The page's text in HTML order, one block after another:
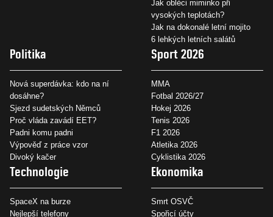
Jak obléci miminko při
vysokých teplotách?
Jak na dokonalé letní mojito
6 lehkých letních salátů
Politika
Nová superdávka: kdo na ní
dosáhne?
Sjezd sudetských Němců
Proč vláda zavádí EET?
Padni komu padni
Výpověď z práce vzor
Divoký kačer
Sport 2026
MMA
Fotbal 2026/27
Hokej 2026
Tenis 2026
F1 2026
Atletika 2026
Cyklistika 2026
Technologie
SpaceX na burze
Nejlepší telefony
Ekonomika
Smrt OSVČ
Spořicí účty